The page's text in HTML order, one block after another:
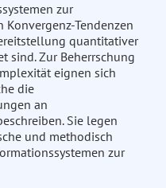
zur
Tendenzen
quantitativer
sind. Zur Beherrschung
eignen sich
die
an
Sie legen
und methodisch
zur